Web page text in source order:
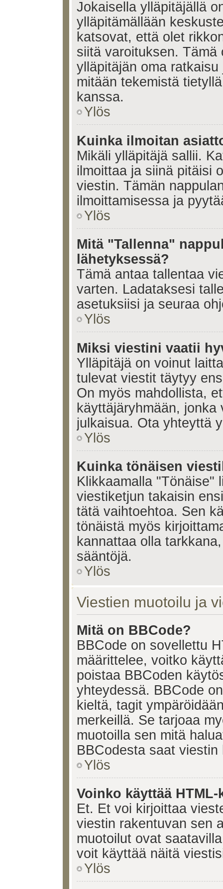
Jokaisella ylläpitäjällä
ylläpitämällään
katsovat, että olet
siitä varoituksen.
ylläpitäjän oma
mitään tekemistä
kanssa.
Ylös
Kuinka ilmoitan
Mikäli ylläpitäjä sallii.
ilmoittaa ja siinä pitäisi
viestin. Tämän
ilmoittamisessa ja
Ylös
Mitä "Tallenna"
lähetyksessä?
Tämä antaa tallentaa
varten. Ladataksesi
asetuksiisi ja seuraa
Ylös
Miksi viestini vaatii
Ylläpitäjä on voinut
tulevat viestit täytyy
On myös mahdollista,
käyttäjäryhmään,
julkaisua. Ota yhteyttä
Ylös
Kuinka tönäisen
Klikkaamalla "Tönäise"
viestiketjun takaisin
tätä vaihtoehtoa. Sen
tönäistä myös
kannattaa olla
sääntöjä.
Ylös
Viestien muotoilu ja
Mitä on BBCode?
BBCode on sovellettu
määrittelee, voitko
poistaa BBCoden
yhteydessä. BBCode
kieltä, tagit
merkeillä. Se tarjoaa
muotoilla sen mitä
BBCodesta saat
Ylös
Voinko käyttää
Et. Et voi kirjoittaa
viestin rakentuvan sen
muotoilut ovat
voit käyttää näitä
Ylös